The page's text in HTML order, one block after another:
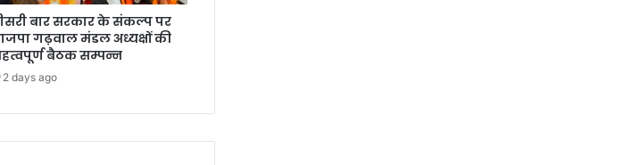
बार सरकार के संकल्प पर
गढ़वाल मंडल अध्यक्षों की
बैठक सम्पन्न
2 days ago